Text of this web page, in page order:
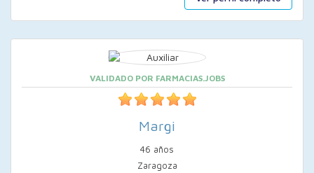
VALIDADO POR FARMACIAS.JOBS
Margi
46 años
Zaragoza